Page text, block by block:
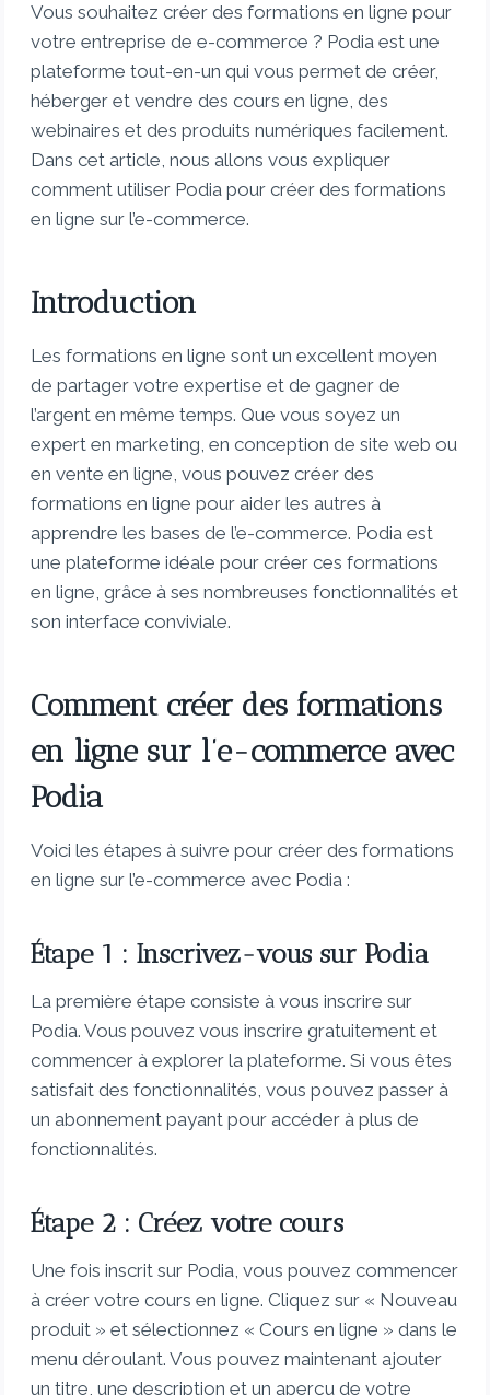
Vous souhaitez créer des formations en ligne pour
votre entreprise de e-commerce ? Podia est une
plateforme tout-en-un qui vous permet de créer,
héberger et vendre des cours en ligne, des
webinaires et des produits numériques facilement.
Dans cet article, nous allons vous expliquer
comment utiliser Podia pour créer des formations
en ligne sur l’e-commerce.
Introduction
Les formations en ligne sont un excellent moyen
de partager votre expertise et de gagner de
l’argent en même temps. Que vous soyez un
expert en marketing, en conception de site web ou
en vente en ligne, vous pouvez créer des
formations en ligne pour aider les autres à
apprendre les bases de l’e-commerce. Podia est
une plateforme idéale pour créer ces formations
en ligne, grâce à ses nombreuses fonctionnalités et
son interface conviviale.
Comment créer des formations
en ligne sur l’e-commerce avec
Podia
Voici les étapes à suivre pour créer des formations
en ligne sur l’e-commerce avec Podia :
Étape 1 : Inscrivez-vous sur Podia
La première étape consiste à vous inscrire sur
Podia. Vous pouvez vous inscrire gratuitement et
commencer à explorer la plateforme. Si vous êtes
satisfait des fonctionnalités, vous pouvez passer à
un abonnement payant pour accéder à plus de
fonctionnalités.
Étape 2 : Créez votre cours
Une fois inscrit sur Podia, vous pouvez commencer
à créer votre cours en ligne. Cliquez sur « Nouveau
produit » et sélectionnez « Cours en ligne » dans le
menu déroulant. Vous pouvez maintenant ajouter
un titre, une description et un aperçu de votre